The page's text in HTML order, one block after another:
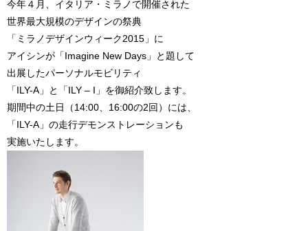
今年４月、イタリア・ミラノで開催された
世界最大規模のデザインの祭典
「ミラノデザインウィーク2015」に
アイシンが「Imagine New Days」と題して
出展したパーソナルモビリティ
「ILY-A」と「ILY – I」を御紹介致します。
期間中の土日（14:00、16:00の2回）には、
「ILY-A」の走行デモンストレーションも
実施いたします。